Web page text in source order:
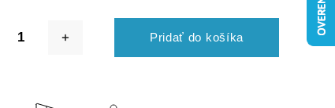
Pridať do košíka